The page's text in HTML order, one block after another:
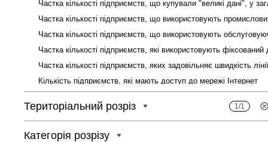
Кількість підприємств, які мають доступ до мережі Інтернет
Кількість зайнятих працівників, які мають доступ до мережі
Територіальний розріз 1/1
Категорія розрізу